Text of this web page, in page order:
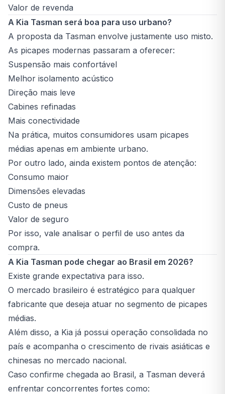
Valor de revenda
A Kia Tasman será boa para uso urbano?
A proposta da Tasman envolve justamente uso misto.
As picapes modernas passaram a oferecer:
Suspensão mais confortável
Melhor isolamento acústico
Direção mais leve
Cabines refinadas
Mais conectividade
Na prática, muitos consumidores usam picapes
médias apenas em ambiente urbano.
Por outro lado, ainda existem pontos de atenção:
Consumo maior
Dimensões elevadas
Custo de pneus
Valor de seguro
Por isso, vale analisar o perfil de uso antes da
compra.
A Kia Tasman pode chegar ao Brasil em 2026?
Existe grande expectativa para isso.
O mercado brasileiro é estratégico para qualquer
fabricante que deseja atuar no segmento de picapes
médias.
Além disso, a Kia já possui operação consolidada no
país e acompanha o crescimento de rivais asiáticas e
chinesas no mercado nacional.
Caso confirme chegada ao Brasil, a Tasman deverá
enfrentar concorrentes fortes como: